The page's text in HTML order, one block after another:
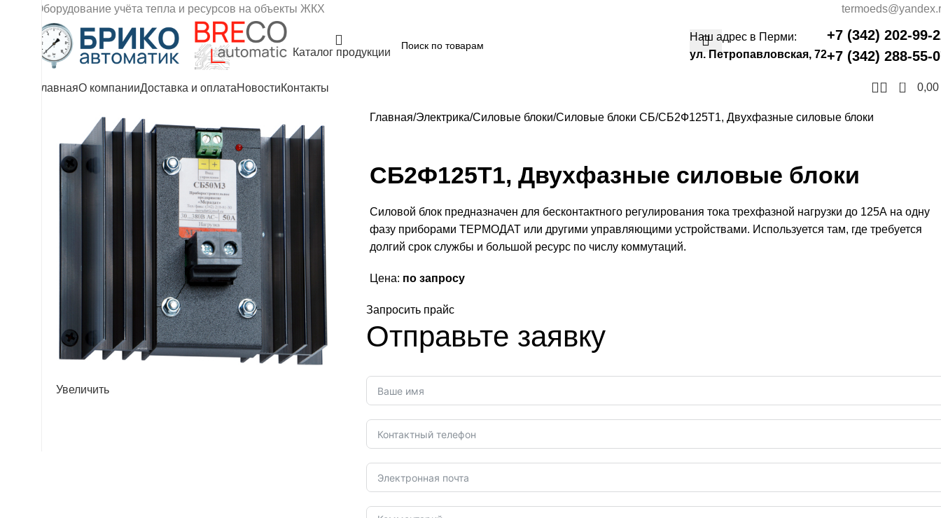
Оборудование учёта тепла и ресурсов на объекты ЖКХ
Каталог продукции
Наш адрес в Перми:
ул. Петропавловская, 72
+7 (342) 202-99-
+7 (342) 288-55-
ГлавнаяО компанииДоставка и оплатаНовостиКонтакты 0 0,00
Увеличить
Главная Электрика Силовые блоки Силовые блоки СБ СБ2Ф125Т1, Двухфазные силовые блоки
СБ2Ф125Т1, Двухфазные силовые блоки
Силовой блок предназначен для бесконтактного регулирования тока трехфазной нагрузки до 125А на одну
фазу приборами ТЕРМОДАТ или другими управляющими устройствами. Используется там, где требуется
долгий срок службы и большой ресурс по числу коммутаций.
Цена: по запросу
Запросить прайс
Отправьте заявку